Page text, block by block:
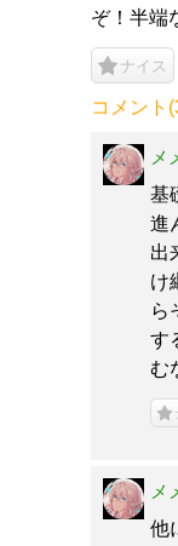
ぞ！半端
ナイス
コメント
メ
基
進
出
け
ら
す
む
メ
他